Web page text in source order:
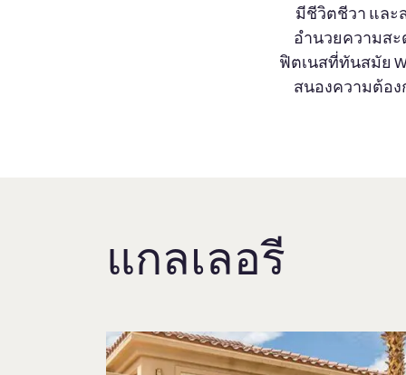
มีชีวิตชีวา และ
อำนวยความสะ
ฟิตเนสที่ทันสมัย
สนองความต้อ
แกลเลอรี